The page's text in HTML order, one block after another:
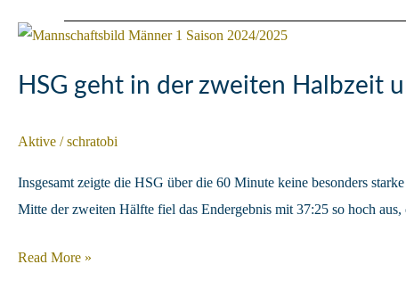
HSG geht in der zweiten Halbzeit
Aktive /schratobi
Insgesamt zeigte die HSG über die 60 Minute keine besonders
Mitte der zweiten Hälfte fiel das Endergebnis mit 37:25 so hoch
HSG
Read More »